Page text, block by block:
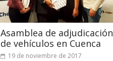
Asamblea de adjudicación
de vehículos en Cuenca
19 de noviembre de 2017